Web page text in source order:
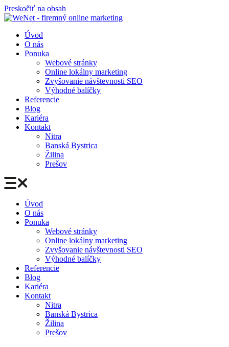
Preskočiť na obsah
Úvod
O nás
Ponuka
Webové stránky
Online lokálny marketing
Zvyšovanie návštevnosti SEO
Výhodné balíčky
Referencie
Blog
Kariéra
Kontakt
Nitra
Banská Bystrica
Žilina
Prešov
Úvod
O nás
Ponuka
Webové stránky
Online lokálny marketing
Zvyšovanie návštevnosti SEO
Výhodné balíčky
Referencie
Blog
Kariéra
Kontakt
Nitra
Banská Bystrica
Žilina
Prešov